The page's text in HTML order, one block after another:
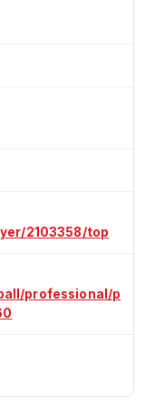
2103358/top
professional/p